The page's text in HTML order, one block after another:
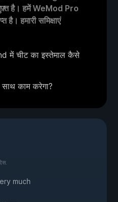
है। हमें WeMod Pro
है। हमारी समिक्षाएं
में चीट का इस्तेमाल कैसे
काम करेगा?
much